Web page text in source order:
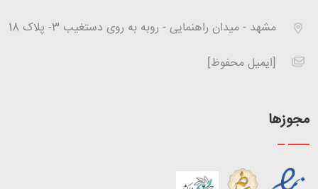
مشهد - میدان راهنمایی - روبه به روی دستغیب 3- پلاک 18
[ایمیل محفوظ]
مجوزها